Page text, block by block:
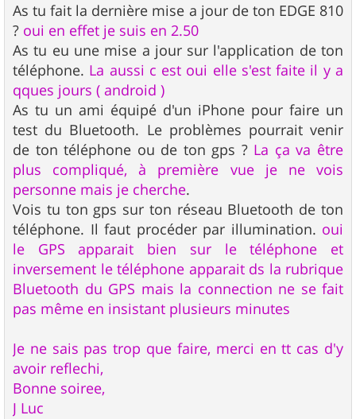
As tu fait la dernière mise a jour de ton EDGE 810
? oui en effet je suis en 2.50
As tu eu une mise a jour sur l'application de ton
téléphone. La aussi c est oui elle s'est faite il y a
qques jours ( android )
As tu un ami équipé d'un iPhone pour faire un
test du Bluetooth. Le problèmes pourrait venir
de ton téléphone ou de ton gps ? La ça va être
plus compliqué, à première vue je ne vois
personne mais je cherche.
Vois tu ton gps sur ton réseau Bluetooth de ton
téléphone. Il faut procéder par illumination. oui
le GPS apparait bien sur le téléphone et
inversement le téléphone apparait ds la rubrique
Bluetooth du GPS mais la connection ne se fait
pas même en insistant plusieurs minutes
Je ne sais pas trop que faire, merci en tt cas d'y
avoir reflechi,
Bonne soiree,
J Luc